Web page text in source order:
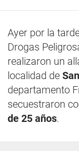
Ayer por la
Drogas
realizaron un
localidad de
departamento
secuestraron
de 25 años.